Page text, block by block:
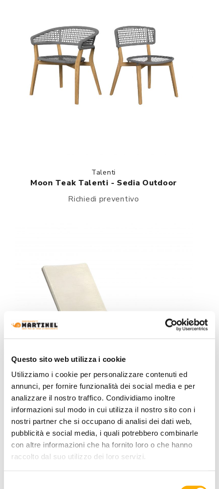
Questo sito web utilizza i cookie
Utilizziamo i cookie per personalizzare contenuti ed
annunci, per fornire funzionalità dei social media e per
analizzare il nostro traffico. Condividiamo inoltre
informazioni sul modo in cui utilizza il nostro sito con i
nostri partner che si occupano di analisi dei dati web,
pubblicità e social media, i quali potrebbero combinarle
con altre informazioni che ha fornito loro o che hanno
raccolto dal suo utilizzo dei loro servizi.
Talenti
Moon Teak Talenti - Sedia Outdoor
Richiedi preventivo
Talenti
Moon Alu Talenti - Lettino Outdoor
Richiedi preventivo